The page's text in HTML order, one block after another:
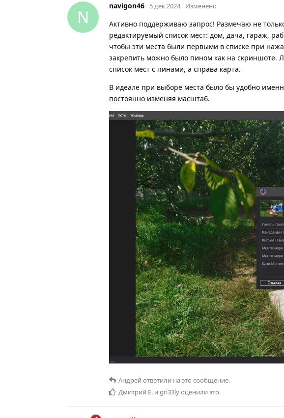
N
navigon46 5 дек 2024 Изменено
Активно поддерживаю запрос! Размечаю не
редактируемый список мест: дом, дача, гараж,
чтобы эти места были первыми в списке при
закрепить можно было пином как на скриншоте.
список мест с пинами, а справа карта.
В идеале при выборе места было бы удобно
постоянно изменяя масштаб.
Андрейответили на это сообщение.
Дмитрий Е. иgri33lyоценили это.